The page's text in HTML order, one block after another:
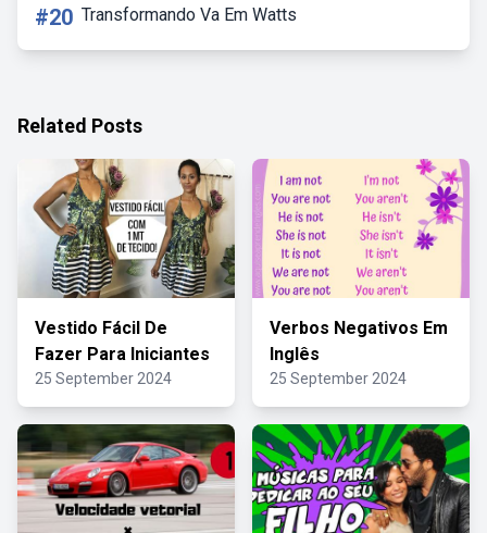
#20 Transformando Va Em Watts
Related Posts
Vestido Fácil De
Fazer Para Iniciantes
25 September 2024
Verbos Negativos Em
Inglês
25 September 2024